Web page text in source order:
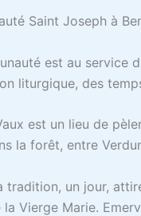
Saint Joseph à
est au service
liturgique, des
est un lieu de
la forêt, entre
tradition, un jour,
la Vierge Marie.